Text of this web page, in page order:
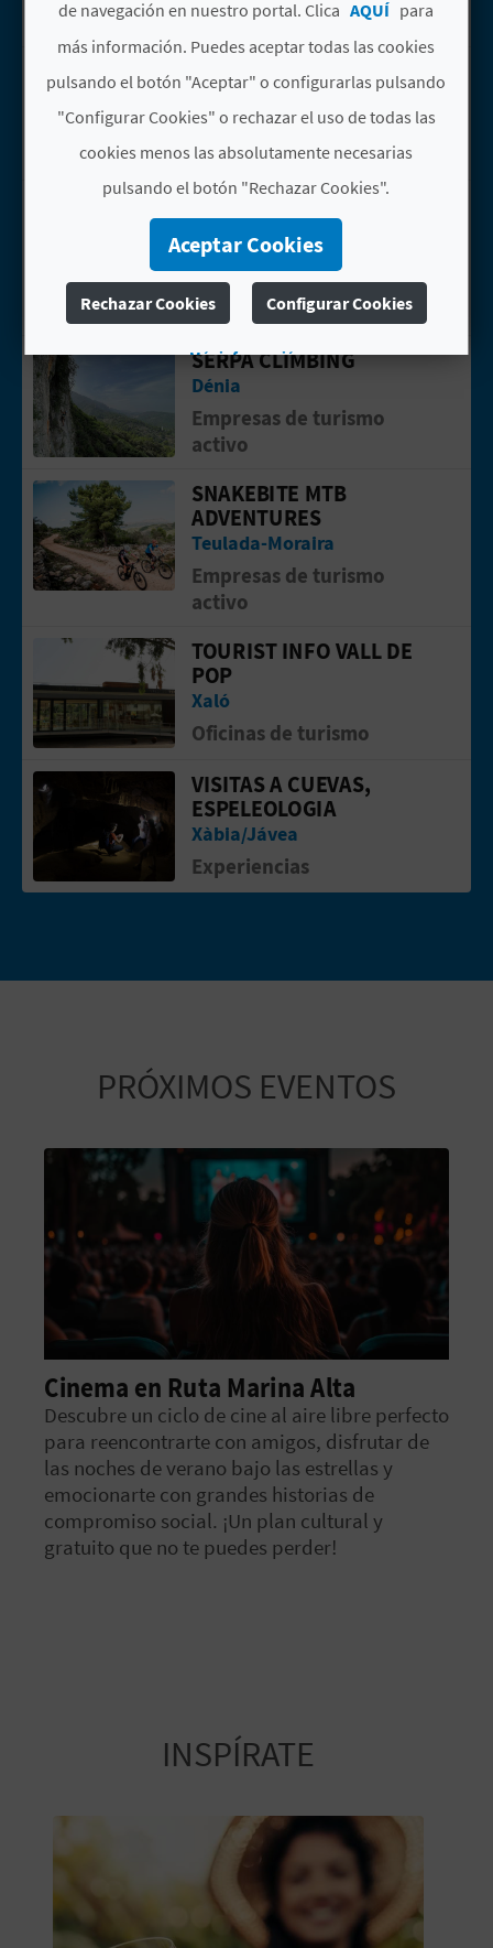
Experiencias
Ir a la p&aacute;gina de Fiesta de
FIESTA DE
CUMPLEAÑOS
Xàbia/Jávea
Experiencias
Ir a la p&aacute;gina de Iglesia
IGLESIA PARROQUIAL
DE LA PURÍSIMA
CONCEPCIÓN
Parcent
Monumentos
Ir a la p&aacute;gina de SERPA
SERPA CLIMBING
Dénia
Empresas de turismo
activo
Ir a la p&aacute;gina de SNAKEBITE
SNAKEBITE MTB
ADVENTURES
Teulada-Moraira
Empresas de turismo
activo
Ir a la p&aacute;gina de TOURIST
TOURIST INFO VALL DE
POP
Xaló
Oficinas de turismo
Ir a la p&aacute;gina de Visitas a
VISITAS A CUEVAS,
ESPELEOLOGIA
Xàbia/Jávea
Experiencias
PRÓXIMOS EVENTOS
Cinema en Ruta Marina Alta
Descubre un ciclo de cine al aire libre perfecto
para reencontrarte con amigos, disfrutar de
las noches de verano bajo las estrellas y
emocionarte con grandes historias de
compromiso social. ¡Un plan cultural y
gratuito que no te puedes perder!
INSPÍRATE
de navegación en nuestro portal. Clica AQUÍ para
más información. Puedes aceptar todas las cookies
pulsando el botón "Aceptar" o configurarlas pulsando
"Configurar Cookies" o rechazar el uso de todas las
cookies menos las absolutamente necesarias
pulsando el botón "Rechazar Cookies".
Aceptar Cookies
Rechazar Cookies Configurar Cookies
Más información